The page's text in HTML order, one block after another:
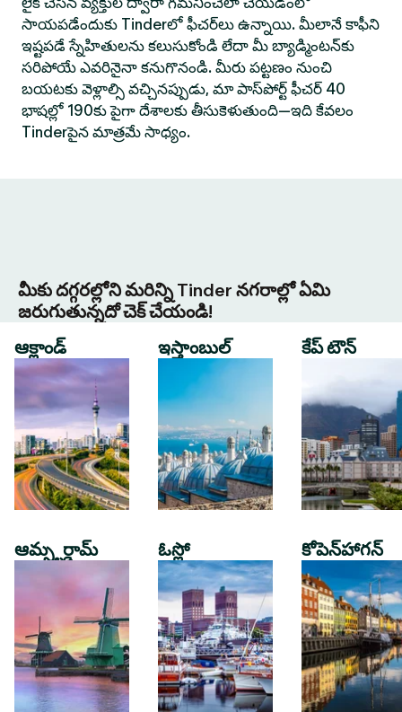
సాయపడేందుకు Tinderలో ఫీచర్‌లు ఉన్నాయి. మీలానే కాఫీని
ఇష్టపడే స్నేహితులను కలుసుకోండి లేదా మీ బ్యాడ్మింటన్‌కు
సరిపోయే ఎవరినైనా కనుగొనండి. మీరు పట్టణం నుంచి
బయటకు వెళ్లాల్సి వచ్చినప్పుడు, మా పాస్‌పోర్ట్ ఫీచర్ 40
భాషల్లో 190కు పైగా దేశాలకు తీసుకెళుతుంది—ఇది కేవలం
Tinderపైన మాత్రమే సాధ్యం.
మీకు దగ్గరల్లోని మరిన్ని Tinder నగరాల్లో ఏమి
జరుగుతున్నదో చెక్ చేయండి!
ఆక్లాండ్
ఆమ్స్టర్డామ్
ఇస్తాంబుల్
ఓస్లో
కేప్ టౌన్
కోపెన్‌హాగన్